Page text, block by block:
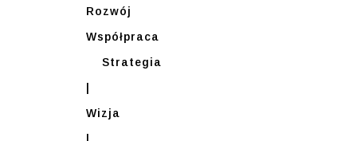
Rozwój
Współpraca
Strategia
Wizja